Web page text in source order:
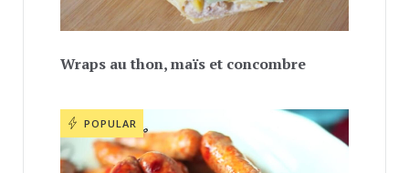
Wraps au thon, maïs et concombre
POPULAR